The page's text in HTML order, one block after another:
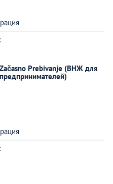
Prebivanje (ВНЖ для